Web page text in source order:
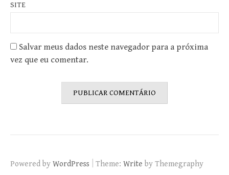
SITE
Salvar meus dados neste navegador para a próxima
vez que eu comentar.
Powered by WordPress Theme: Write by Themegraphy